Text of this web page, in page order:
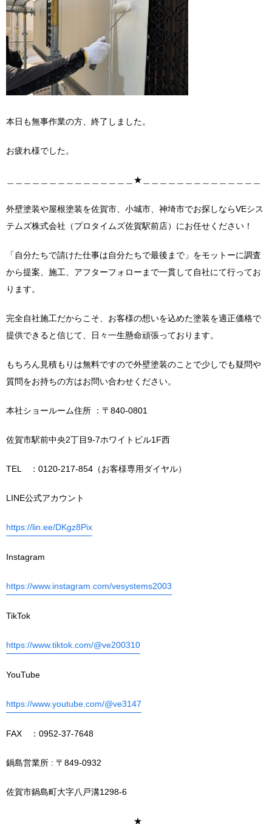
本日も無事作業の方、終了しました。
お疲れ様でした。
＿＿＿＿＿＿＿＿＿＿＿＿＿＿＿★＿＿＿＿＿＿＿＿＿＿＿＿＿＿
外壁塗装や屋根塗装を佐賀市、小城市、神埼市でお探しならVEシス
テムズ株式会社（プロタイムズ佐賀駅前店）にお任せください！
「自分たちで請けた仕事は自分たちで最後まで」をモットーに調査
から提案、施工、アフターフォローまで一貫して自社にて行ってお
ります。
完全自社施工だからこそ、お客様の想いを込めた塗装を適正価格で
提供できると信じて、日々一生懸命頑張っております。
もちろん見積もりは無料ですので外壁塗装のことで少しでも疑問や
質問をお持ちの方はお問い合わせください。
本社ショールーム住所 ：〒840-0801
佐賀市駅前中央2丁目9-7ホワイトビル1F西
TEL ：0120-217-854（お客様専用ダイヤル）
LINE公式アカウント
https://lin.ee/DKgz8Pix
Instagram
https://www.instagram.com/vesystems2003
TikTok
https://www.tiktok.com/@ve200310
YouTube
https://www.youtube.com/@ve3147
FAX ：0952-37-7648
鍋島営業所 : 〒849-0932
佐賀市鍋島町大字八戸溝1298-6
＿＿＿＿＿＿＿＿＿＿＿＿＿＿＿★＿＿＿＿＿＿＿＿＿＿＿＿＿＿